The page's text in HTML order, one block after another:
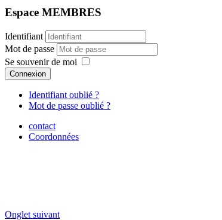
Espace MEMBRES
Identifiant
Mot de passe
Se souvenir de moi
Connexion
Identifiant oublié ?
Mot de passe oublié ?
contact
Coordonnées
Onglet suivant